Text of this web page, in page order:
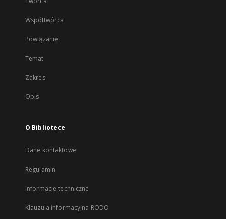
Współtwórca
Powiązanie
Temat
Zakres
Opis
O Bibliotece
Dane kontaktowe
Regulamin
Informacje techniczne
Klauzula informacyjna RODO